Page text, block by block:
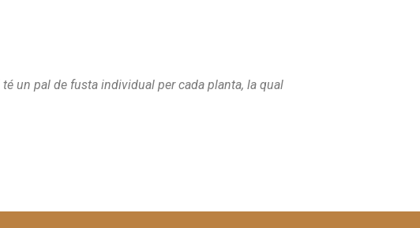
un pal de fusta individual per cada planta, la qual